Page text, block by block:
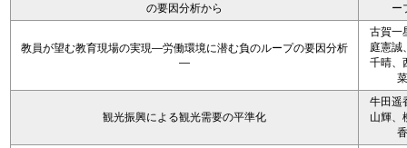
の要因分析から
ー
教員が望む教育現場の実現―労働環境に潜む負のループの要因分析
―
古賀一
庭憲誠
千晴、
菜
観光振興による観光需要の平準化
牛田遥
山輝、
香